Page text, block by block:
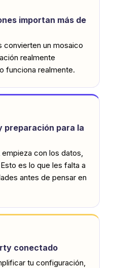
importan más de
convierten un mosaico
realmente
funciona realmente.
preparación para la
empieza con los datos,
es lo que les falta a
antes de pensar en
conectado
tu configuración,